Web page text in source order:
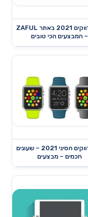
יום הרווקים 2021 באתר ZAFUL
– המבצעים הכי טובים
יום הרווקים הסיני 2021 – שעונים
חכמים – מבצעים